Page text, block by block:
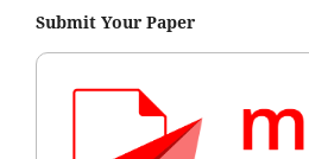
Submit Your Paper